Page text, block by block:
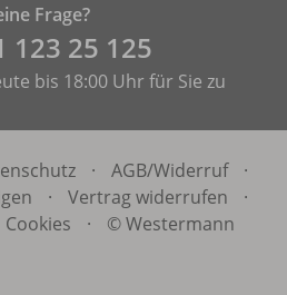
Frage?
­123 25 125
bis 18:00 Uhr für Sie zu
· AGB/Widerruf
·
· Vertrag widerrufen
·
Cookies · © Westermann